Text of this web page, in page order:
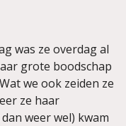
was ze overdag al
grote boodschap
we ook zeiden ze
ze haar
weer wel) kwam